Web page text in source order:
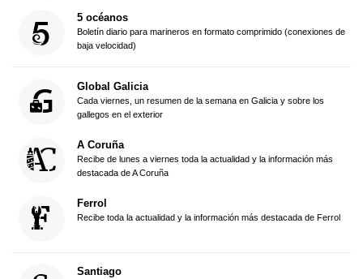
5 océanos
Boletín diario para marineros en formato comprimido (conexiones de
baja velocidad)
Global Galicia
Cada viernes, un resumen de la semana en Galicia y sobre los
gallegos en el exterior
A Coruña
Recibe de lunes a viernes toda la actualidad y la información más
destacada de A Coruña
Ferrol
Recibe toda la actualidad y la información más destacada de Ferrol
Santiago